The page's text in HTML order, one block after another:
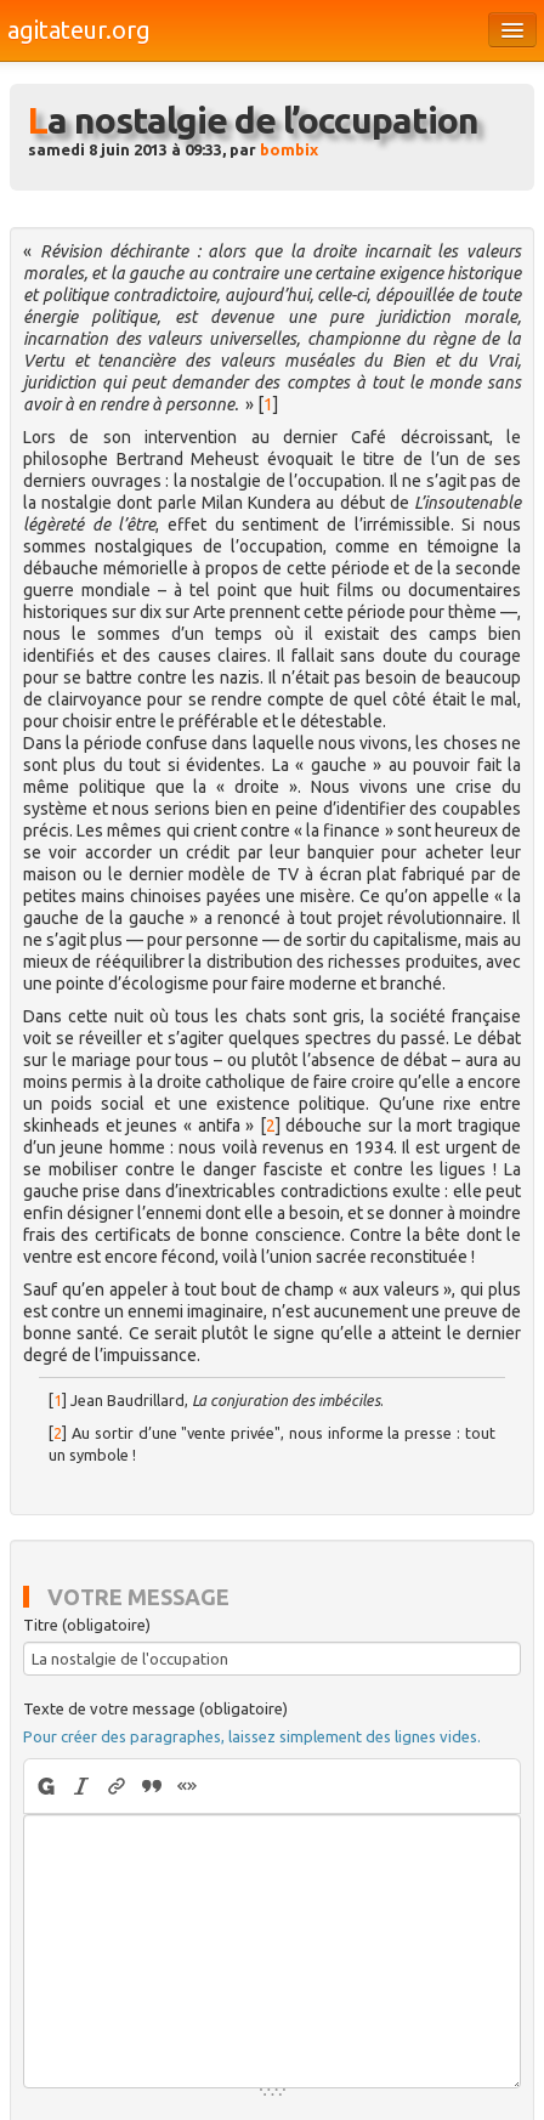
agitateur.org
Bourges & le Cher
Médias
Dossiers
Brèves
La nostalgie de l’occupation
samedi 8 juin 2013 à 09:33, par bombix
« Révision déchirante : alors que la droite incarnait les valeurs
morales, et la gauche au contraire une certaine exigence historique
et politique contradictoire, aujourd’hui, celle-ci, dépouillée de toute
énergie politique, est devenue une pure juridiction morale,
incarnation des valeurs universelles, championne du règne de la
Vertu et tenancière des valeurs muséales du Bien et du Vrai,
juridiction qui peut demander des comptes à tout le monde sans
avoir à en rendre à personne. » [1]
Lors de son intervention au dernier Café décroissant, le
philosophe Bertrand Meheust évoquait le titre de l’un de ses
derniers ouvrages : la nostalgie de l’occupation. Il ne s’agit pas de
la nostalgie dont parle Milan Kundera au début de L’insoutenable
légèreté de l’être, effet du sentiment de l’irrémissible. Si nous
sommes nostalgiques de l’occupation, comme en témoigne la
débauche mémorielle à propos de cette période et de la seconde
guerre mondiale – à tel point que huit films ou documentaires
historiques sur dix sur Arte prennent cette période pour thème —,
nous le sommes d’un temps où il existait des camps bien
identifiés et des causes claires. Il fallait sans doute du courage
pour se battre contre les nazis. Il n’était pas besoin de beaucoup
de clairvoyance pour se rendre compte de quel côté était le mal,
pour choisir entre le préférable et le détestable.
Dans la période confuse dans laquelle nous vivons, les choses ne
sont plus du tout si évidentes. La « gauche » au pouvoir fait la
même politique que la « droite ». Nous vivons une crise du
système et nous serions bien en peine d’identifier des coupables
précis. Les mêmes qui crient contre « la finance » sont heureux de
se voir accorder un crédit par leur banquier pour acheter leur
maison ou le dernier modèle de TV à écran plat fabriqué par de
petites mains chinoises payées une misère. Ce qu’on appelle « la
gauche de la gauche » a renoncé à tout projet révolutionnaire. Il
ne s’agit plus — pour personne — de sortir du capitalisme, mais au
mieux de rééquilibrer la distribution des richesses produites, avec
une pointe d’écologisme pour faire moderne et branché.
Dans cette nuit où tous les chats sont gris, la société française
voit se réveiller et s’agiter quelques spectres du passé. Le débat
sur le mariage pour tous – ou plutôt l’absence de débat – aura au
moins permis à la droite catholique de faire croire qu’elle a encore
un poids social et une existence politique. Qu’une rixe entre
skinheads et jeunes « antifa » [2] débouche sur la mort tragique
d’un jeune homme : nous voilà revenus en 1934. Il est urgent de
se mobiliser contre le danger fasciste et contre les ligues ! La
gauche prise dans d’inextricables contradictions exulte : elle peut
enfin désigner l’ennemi dont elle a besoin, et se donner à moindre
frais des certificats de bonne conscience. Contre la bête dont le
ventre est encore fécond, voilà l’union sacrée reconstituée !
Sauf qu’en appeler à tout bout de champ « aux valeurs », qui plus
est contre un ennemi imaginaire, n’est aucunement une preuve de
bonne santé. Ce serait plutôt le signe qu’elle a atteint le dernier
degré de l’impuissance.
1 ]Jean Baudrillard, La conjuration des imbéciles.
2 ]Au sortir d’une "vente privée", nous informe la presse : tout
un symbole !
VOTRE MESSAGE
Titre (obligatoire)
Texte de votre message (obligatoire)
Pour créer des paragraphes, laissez simplement des lignes vides.